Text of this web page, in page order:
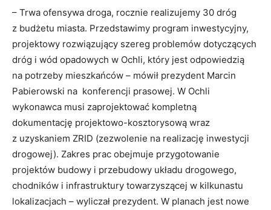
– Trwa ofensywa droga, rocznie realizujemy 30 dróg
z budżetu miasta. Przedstawimy program inwestycyjny,
projektowy rozwiązujący szereg problemów dotyczących
dróg i wód opadowych w Ochli, który jest odpowiedzią
na potrzeby mieszkańców – mówił prezydent Marcin
Pabierowski na konferencji prasowej. W Ochli
wykonawca musi zaprojektować kompletną
dokumentację projektowo-kosztorysową wraz
z uzyskaniem ZRID (zezwolenie na realizację inwestycji
drogowej). Zakres prac obejmuje przygotowanie
projektów budowy i przebudowy układu drogowego,
chodników i infrastruktury towarzyszącej w kilkunastu
lokalizacjach – wyliczał prezydent. W planach jest nowe